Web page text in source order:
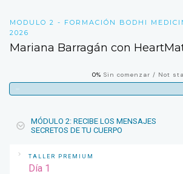
MODULO 2 - FORMACIÓN BODHI
2026
Mariana Barragán con
0% Sin comenzar / Not
MÓDULO 2: RECIBE LOS MENSAJES
SECRETOS DE TU CUERPO
TALLER PREMIUM
Día 1